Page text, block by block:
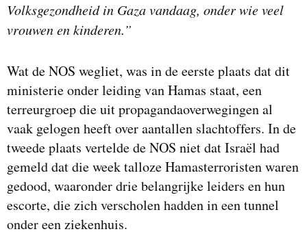
Volksgezondheid in Gaza vandaag, onder wie veel
vrouwen en kinderen.”
Wat de NOS wegliet, was in de eerste plaats dat dit
ministerie onder leiding van Hamas staat, een
terreurgroep die uit propagandaoverwegingen al
vaak gelogen heeft over aantallen slachtoffers. In de
tweede plaats vertelde de NOS niet dat Israël had
gemeld dat die week talloze Hamasterroristen waren
gedood, waaronder drie belangrijke leiders en hun
escorte, die zich verscholen hadden in een tunnel
onder een ziekenhuis.